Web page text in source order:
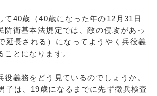
40歳（40歳になった年の12月31日
防衛基本法規定では、敵の侵攻があっ
延長される）になってようやく兵役義
とになります。
義務をどう見ているのでしょうか。
は、19歳になるまでに先ず徴兵検査